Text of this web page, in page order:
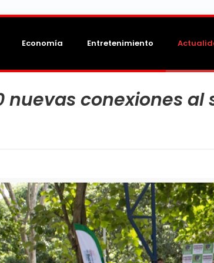
Economía Entretenimiento
nuevas conexiones al